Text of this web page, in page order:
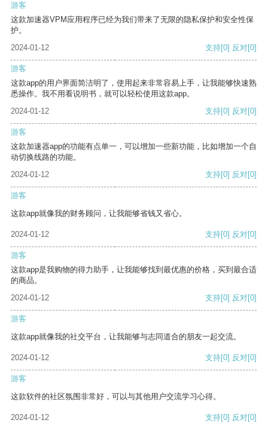
游客
这款加速器VPM应用程序已经为我们带来了无限的隐私保护和安全性保
护。
2024-01-12
支持[0] 反对[0]
游客
这款app的用户界面简洁明了，使用起来非常容易上手，让我能够快速熟
悉操作。我不用看说明书，就可以轻松使用这款app。
2024-01-12
支持[0] 反对[0]
游客
这款加速器app的功能有点单一，可以增加一些新功能，比如增加一个自
动切换线路的功能。
2024-01-12
支持[0] 反对[0]
游客
这款app就像我的财务顾问，让我能够省钱又省心。
2024-01-12 支持[0] 反对[0]
游客
这款app是我购物的得力助手，让我能够找到最优惠的价格，买到最合适
的商品。
2024-01-12
支持[0] 反对[0]
游客
这款app就像我的社交平台，让我能够与志同道合的朋友一起交流。
2024-01-12 支持[0] 反对[0]
游客
这款软件的社区氛围非常好，可以与其他用户交流学习心得。
2024-01-12 支持[0] 反对[0]